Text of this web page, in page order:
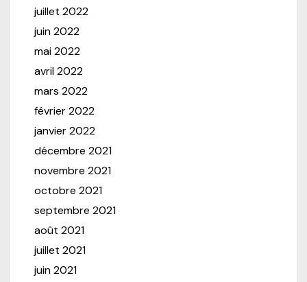
juillet 2022
juin 2022
mai 2022
avril 2022
mars 2022
février 2022
janvier 2022
décembre 2021
novembre 2021
octobre 2021
septembre 2021
août 2021
juillet 2021
juin 2021